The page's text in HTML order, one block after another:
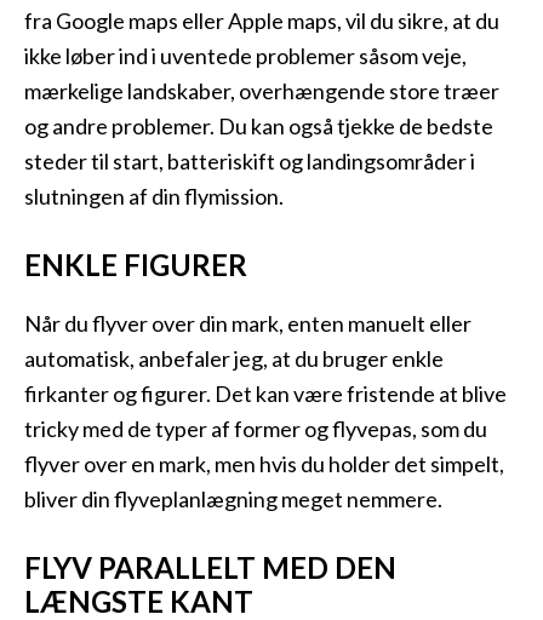
fra Google maps eller Apple maps, vil du sikre, at du
ikke løber ind i uventede problemer såsom veje,
mærkelige landskaber, overhængende store træer
og andre problemer. Du kan også tjekke de bedste
steder til start, batteriskift og landingsområder i
slutningen af din flymission.
ENKLE FIGURER
Når du flyver over din mark, enten manuelt eller
automatisk, anbefaler jeg, at du bruger enkle
firkanter og figurer. Det kan være fristende at blive
tricky med de typer af former og flyvepas, som du
flyver over en mark, men hvis du holder det simpelt,
bliver din flyveplanlægning meget nemmere.
FLYV PARALLELT MED DEN
LÆNGSTE KANT